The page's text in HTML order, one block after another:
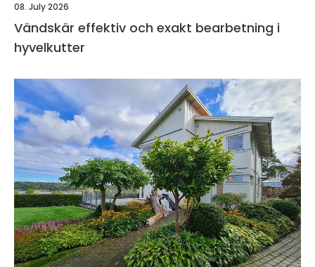
08. July 2026
Vändskär effektiv och exakt bearbetning i
hyvelkutter